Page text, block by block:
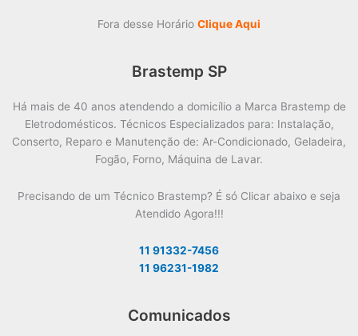
Fora desse Horário Clique Aqui
Brastemp SP
Há mais de 40 anos atendendo a domicílio a Marca Brastemp de
Eletrodomésticos. Técnicos Especializados para: Instalação,
Conserto, Reparo e Manutenção de: Ar-Condicionado, Geladeira,
Fogão, Forno, Máquina de Lavar.
Precisando de um Técnico Brastemp? É só Clicar abaixo e seja
Atendido Agora!!!
11 91332-7456
11 96231-1982
Comunicados